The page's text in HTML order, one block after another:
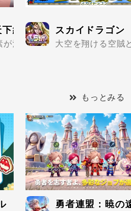
統一戦
満載の美少女だらけで楽し
スカイドラゴン
大空を翔ける空賊
もっとみる
勇者連盟：暁の